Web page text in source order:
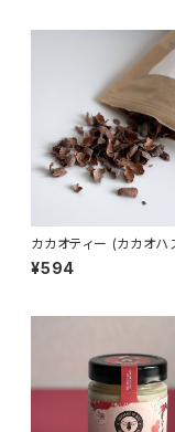
カカオティー (カカオハ
G ショコラマダガスカ
lat Madagascar
¥594